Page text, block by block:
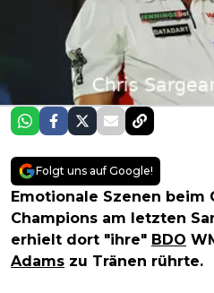
Folgt uns auf Google!
Emotionale Szenen beim
Champions am letzten
erhielt dort "ihre" BDO
Adams zu Tränen rührte.